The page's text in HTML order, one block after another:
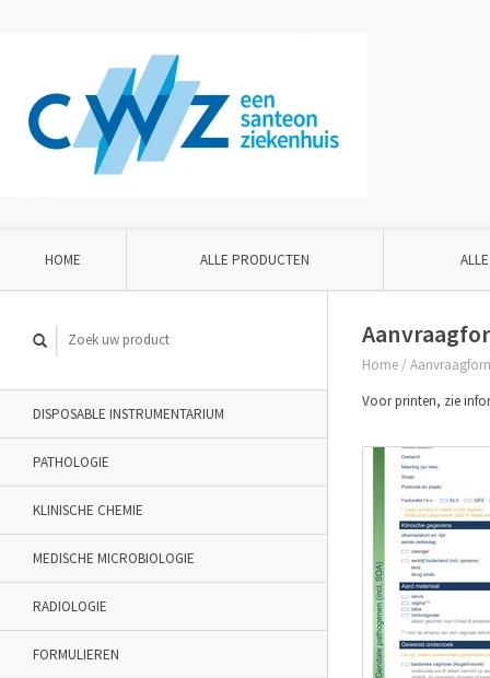
HOME ALLE PRODUCTEN
DISPOSABLE INSTRUMENTARIUM
PATHOLOGIE
KLINISCHE CHEMIE
MEDISCHE MICROBIOLOGIE
RADIOLOGIE
FORMULIEREN
Home /
Voor printen, zie